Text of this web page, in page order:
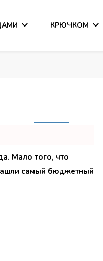
КРЮЧКОМ
Мало того, что
самый бюджетный